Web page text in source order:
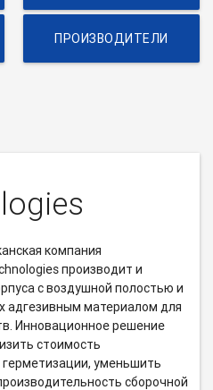
ПРОИЗВОДИТЕЛИ
компания
производит и
с воздушной полостью и
адгезивным материалом для
Инновационное решение
стоимость
герметизации, уменьшить
сборочной